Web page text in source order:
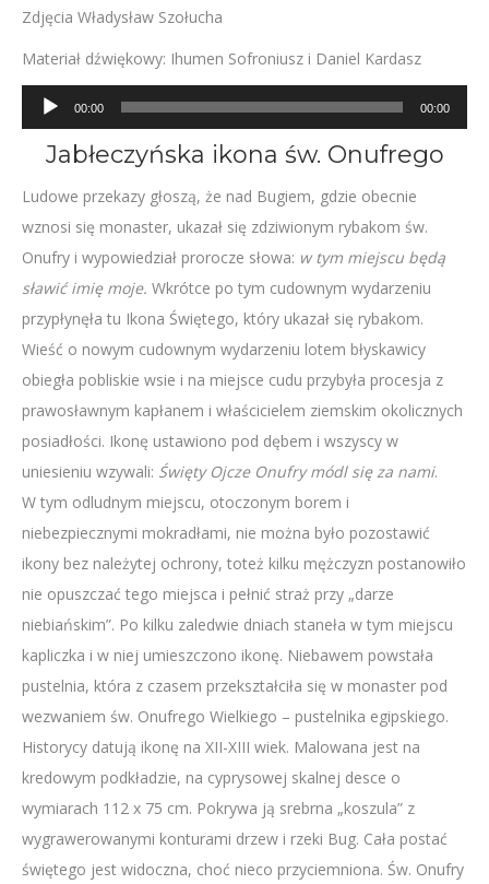
Zdjęcia Władysław Szołucha
Materiał dźwiękowy: Ihumen Sofroniusz i Daniel Kardasz
Odtwarzacz
plików
dźwiękowych
00:00 00:00
Jabłeczyńska ikona św. Onufrego
Ludowe przekazy głoszą, że nad Bugiem, gdzie obecnie
wznosi się monaster, ukazał się zdziwionym rybakom św.
Onufry i wypowiedział prorocze słowa: w tym miejscu będą
sławić imię moje. Wkrótce po tym cudownym wydarzeniu
przypłynęła tu Ikona Świętego, który ukazał się rybakom.
Wieść o nowym cudownym wydarzeniu lotem błyskawicy
obiegła pobliskie wsie i na miejsce cudu przybyła procesja z
prawosławnym kapłanem i właścicielem ziemskim okolicznych
posiadłości. Ikonę ustawiono pod dębem i wszyscy w
uniesieniu wzywali: Święty Ojcze Onufry módl się za nami.
W tym odludnym miejscu, otoczonym borem i
niebezpiecznymi mokradłami, nie można było pozostawić
ikony bez należytej ochrony, toteż kilku mężczyzn postanowiło
nie opuszczać tego miejsca i pełnić straż przy „darze
niebiańskim”. Po kilku zaledwie dniach staneła w tym miejscu
kapliczka i w niej umieszczono ikonę. Niebawem powstała
pustelnia, która z czasem przekształciła się w monaster pod
wezwaniem św. Onufrego Wielkiego – pustelnika egipskiego.
Historycy datują ikonę na XII-XIII wiek. Malowana jest na
kredowym podkładzie, na cyprysowej skalnej desce o
wymiarach 112 x 75 cm. Pokrywa ją srebrna „koszula” z
wygrawerowanymi konturami drzew i rzeki Bug. Cała postać
świętego jest widoczna, choć nieco przyciemniona. Św. Onufry